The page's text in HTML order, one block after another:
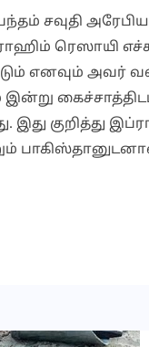
சவுதி
ரெஸாயி
அவர்
இன்று
இது குறித்து